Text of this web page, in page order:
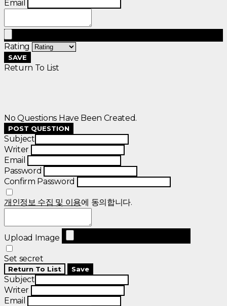
Email
Rating
SAVE
Return To List
No Questions Have Been Created.
POST QUESTION
Subject
Writer
Email
Password
Confirm Password
개인정보 수집 및 이용에 동의합니다.
Upload Image
Set secret
Return To List Save
Subject
Writer
Email